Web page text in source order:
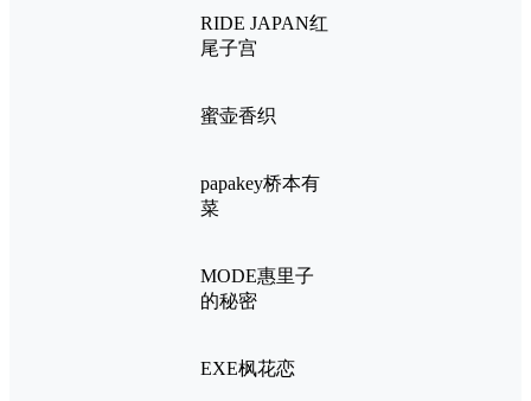
RIDE JAPAN红
尾子宫
蜜壶香织
papakey桥本有
菜
MODE惠里子
的秘密
EXE枫花恋